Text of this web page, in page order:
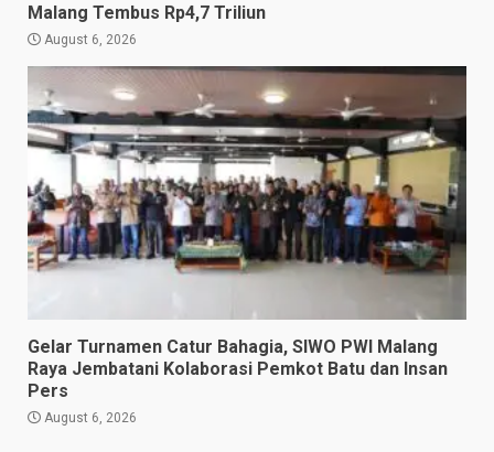
Malang Tembus Rp4,7 Triliun
August 6, 2026
Gelar Turnamen Catur Bahagia, SIWO PWI Malang
Raya Jembatani Kolaborasi Pemkot Batu dan Insan
Pers
August 6, 2026